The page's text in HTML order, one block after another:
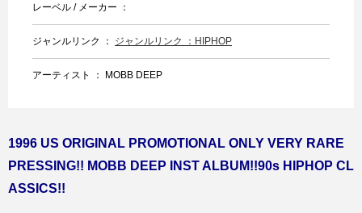
レーベル / メーカー ：
ジャンルリンク ： ジャンルリンク ：HIPHOP
アーティスト ： MOBB DEEP
1996 US ORIGINAL PROMOTIONAL ONLY VERY RARE
PRESSING!! MOBB DEEP INST ALBUM!!90s HIPHOP CL
ASSICS!!